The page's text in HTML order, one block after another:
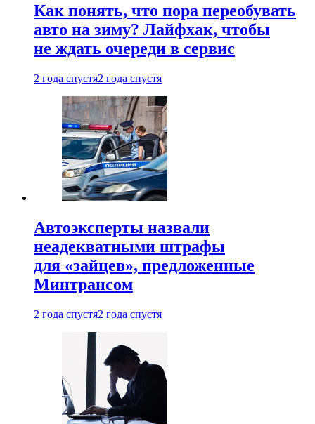
Как понять, что пора переобувать
авто на зиму? Лайфхак, чтобы
не ждать очереди в сервис
2 года спустя2 года спустя
Автоэксперты назвали
неадекватными штрафы
для «зайцев», предложенные
Минтрансом
2 года спустя2 года спустя